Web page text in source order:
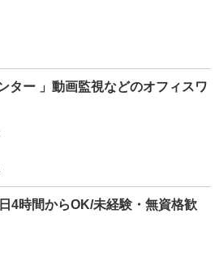
ター 」動画監視などのオフィスワ
4時間からOK/未経験・無資格歓